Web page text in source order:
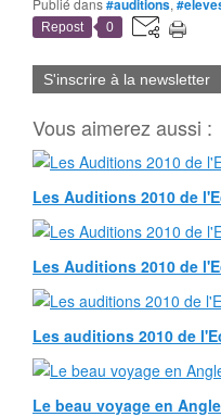
Publié dans#auditions,
Repost 0
S'inscrire à la newsletter
Vous aimerez aussi :
Les Auditions 2010 de
Les Auditions 2010 de
Les auditions 2010 de
Le beau voyage en